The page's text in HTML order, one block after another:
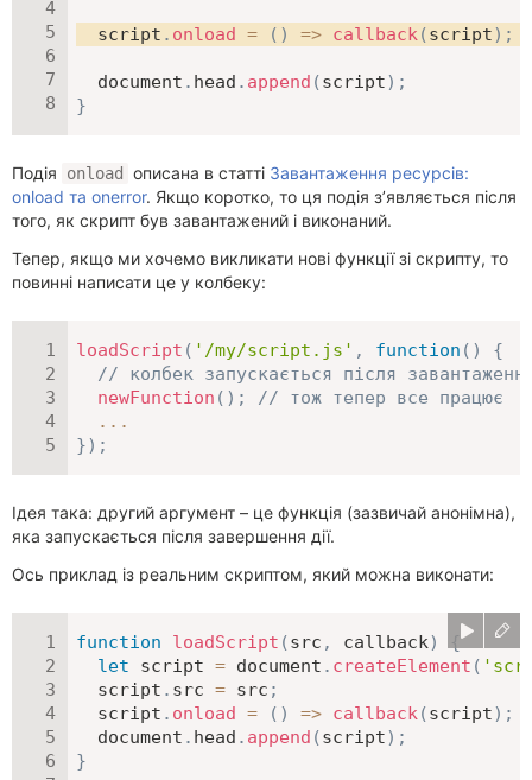
  script
. onload = ( ) => callback(script) ;
  document
. head . append (script) ;
}
Подія onload описана в статті Завантаження ресурсів:
onload та onerror. Якщо коротко, то ця подія з’являється після
того, як скрипт був завантажений і виконаний.
Тепер, якщо ми хочемо викликати нові функції зі скрипту, то
повинні написати це у колбеку:
loadScript ( '/my/script.js' , function ( )
{
// колбек запускається після
newFunction ( ) ;
// тож тепер все працює
...
}) ;
Ідея така: другий аргумент – це функція (зазвичай анонімна),
яка запускається після завершення дії.
Ось приклад із реальним скриптом, який можна виконати:
function loadScript (src , callback)
{
let script = document . createElement (
  script
. src = src ;
  script
. onload = ( ) => callback(script) ;
  document
. head . append (script) ;
}